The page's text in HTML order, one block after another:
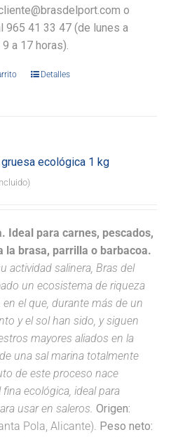
o
965 41 33 47 (de lunes a
a 17 horas).
Detalles
gruesa ecológica 1 kg
Ideal para carnes, pescados,
la brasa, parrilla o barbacoa.
actividad salinera, Bras del
un ecosistema de riqueza
en el que, durante más de un
y el sol han sido, y siguen
mayores aliados en la
una sal marina totalmente
de este proceso nace
ecológica, ideal para
usar en saleros. Origen:
Pola, Alicante). Peso neto: